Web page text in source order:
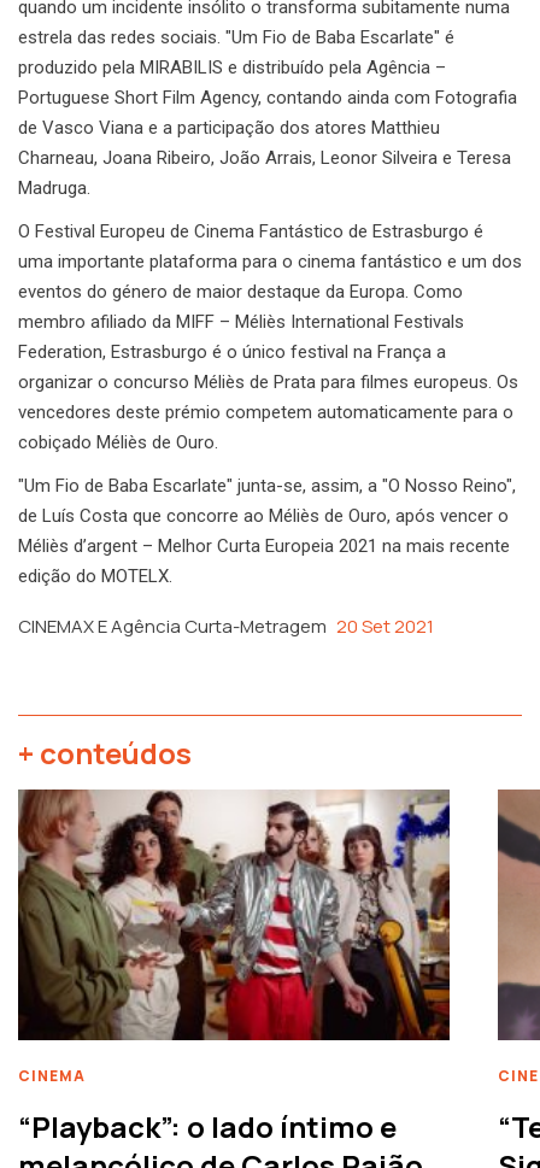
quando um incidente insólito o transforma subitamente numa
estrela das redes sociais. "Um Fio de Baba Escarlate" é
produzido pela MIRABILIS e distribuído pela Agência –
Portuguese Short Film Agency, contando ainda com Fotografia
de Vasco Viana e a participação dos atores Matthieu
Charneau, Joana Ribeiro, João Arrais, Leonor Silveira e Teresa
Madruga.
O Festival Europeu de Cinema Fantástico de Estrasburgo é
uma importante plataforma para o cinema fantástico e um dos
eventos do género de maior destaque da Europa. Como
membro afiliado da MIFF – Méliès International Festivals
Federation, Estrasburgo é o único festival na França a
organizar o concurso Méliès de Prata para filmes europeus. Os
vencedores deste prémio competem automaticamente para o
cobiçado Méliès de Ouro.
"Um Fio de Baba Escarlate" junta-se, assim, a "O Nosso Reino",
de Luís Costa que concorre ao Méliès de Ouro, após vencer o
Méliès d’argent – Melhor Curta Europeia 2021 na mais recente
edição do MOTELX.
CINEMAX E Agência Curta-Metragem 20 Set 2021
+ conteúdos
CINEMA
“Playback”: o lado íntimo e